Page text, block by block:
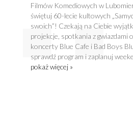
Filmów Komediowych w
świętuj 60-lecie kultowych
swoich”! Czekają na Ciebie
projekcje, spotkania z gwiazdami
koncerty Blue Cafe i Bad Boys
sprawdź program i zaplanuj
pokaż więcej »